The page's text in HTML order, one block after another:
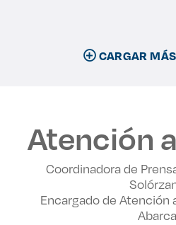
CARGAR
Atención
Coordinadora de
Encargado de Atención